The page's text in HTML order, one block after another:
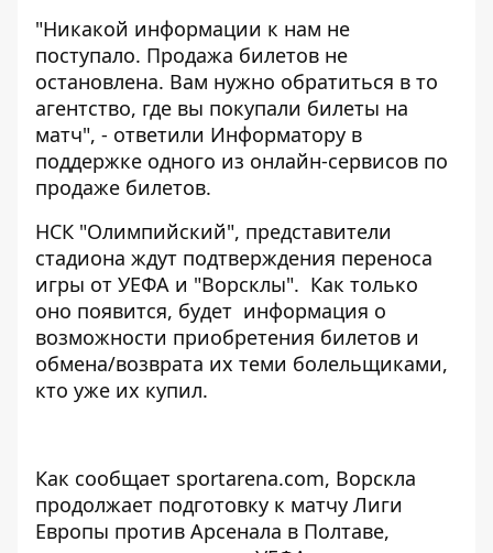
"Никакой информации к нам не
поступало. Продажа билетов не
остановлена. Вам нужно обратиться в то
агентство, где вы покупали билеты на
матч", - ответили Информатору в
поддержке одного из онлайн-сервисов по
продаже билетов.
НСК "Олимпийский", представители
стадиона ждут подтверждения переноса
игры от УЕФА и "Ворсклы". Как только
оно появится, будет информация о
возможности приобретения билетов и
обмена/возврата их теми болельщиками,
кто уже их купил.
Как сообщает sportarena.com, Ворскла
продолжает подготовку к матчу Лиги
Европы против Арсенала в Полтаве,